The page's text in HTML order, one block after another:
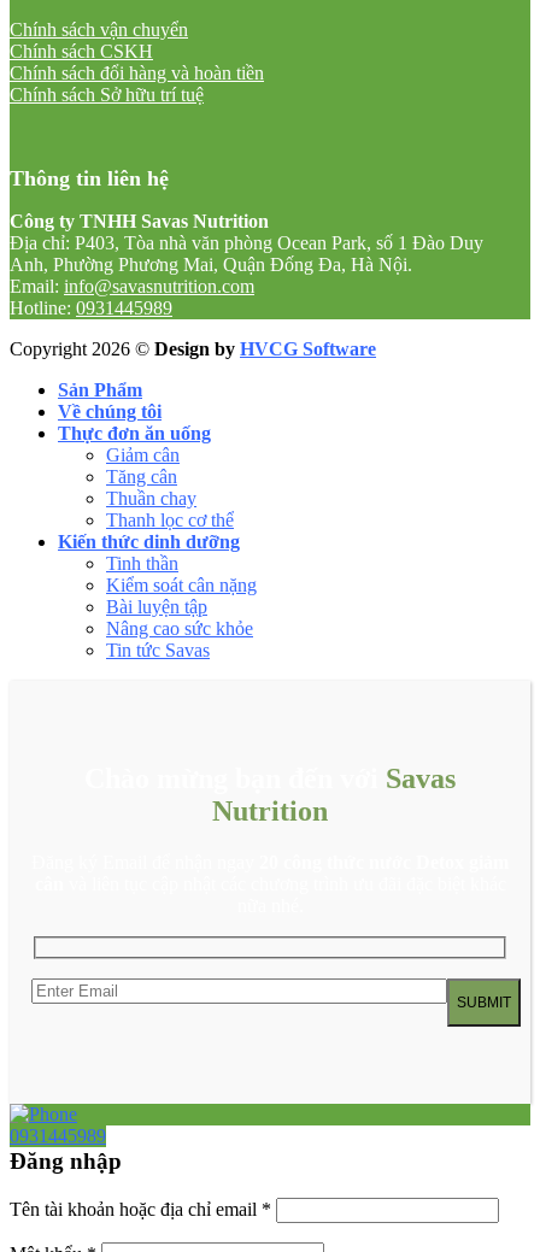
Chính sách vận chuyển
Chính sách CSKH
Chính sách đổi hàng và hoàn tiền
Chính sách Sở hữu trí tuệ
Thông tin liên hệ
Công ty TNHH Savas Nutrition
Địa chỉ: P403, Tòa nhà văn phòng Ocean Park, số 1 Đào Duy
Anh, Phường Phương Mai, Quận Đống Đa, Hà Nội.
Email: info@savasnutrition.com
Hotline: 0931445989
Copyright 2026 © Design by HVCG Software
Sản Phẩm
Về chúng tôi
Thực đơn ăn uống
Giảm cân
Tăng cân
Thuần chay
Thanh lọc cơ thể
Kiến thức dinh dưỡng
Tinh thần
Kiểm soát cân nặng
Bài luyện tập
Nâng cao sức khỏe
Tin tức Savas
Savas
Nutrition
0931445989
Đăng nhập
Tên tài khoản hoặc địa chỉ email *